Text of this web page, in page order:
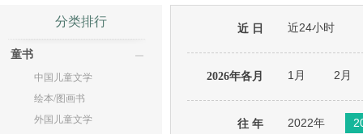
分类排行
童书
中国儿童文学
绘本/图画书
外国儿童文学
近 日 近24小时
2026年各月 1月 2月
往 年 2022年